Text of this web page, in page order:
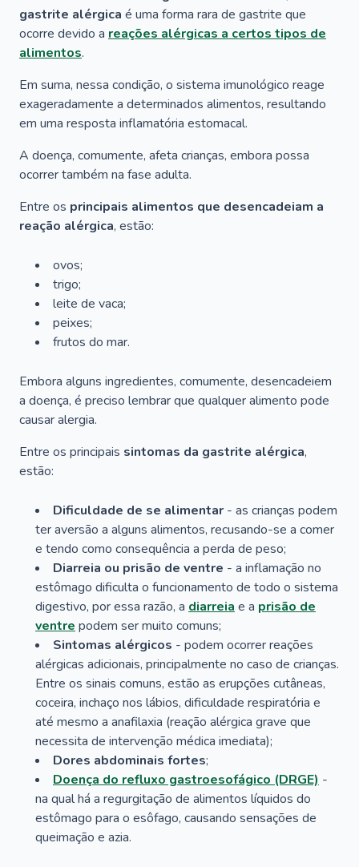
gastrite alérgica é uma forma rara de gastrite que
ocorre devido a reações alérgicas a certos tipos de
alimentos.
Em suma, nessa condição, o sistema imunológico reage
exageradamente a determinados alimentos, resultando
em uma resposta inflamatória estomacal.
A doença, comumente, afeta crianças, embora possa
ocorrer também na fase adulta.
Entre os principais alimentos que desencadeiam a
reação alérgica, estão:
ovos;
trigo;
leite de vaca;
peixes;
frutos do mar.
Embora alguns ingredientes, comumente, desencadeiem
a doença, é preciso lembrar que qualquer alimento pode
causar alergia.
Entre os principais sintomas da gastrite alérgica,
estão:
Dificuldade de se alimentar - as crianças podem
ter aversão a alguns alimentos, recusando-se a comer
e tendo como consequência a perda de peso;
Diarreia ou prisão de ventre - a inflamação no
estômago dificulta o funcionamento de todo o sistema
digestivo, por essa razão, a diarreiae a prisão de
ventrepodem ser muito comuns;
Sintomas alérgicos - podem ocorrer reações
alérgicas adicionais, principalmente no caso de crianças.
Entre os sinais comuns, estão as erupções cutâneas,
coceira, inchaço nos lábios, dificuldade respiratória e
até mesmo a anafilaxia (reação alérgica grave que
necessita de intervenção médica imediata);
Dores abdominais fortes;
Doença do refluxo gastroesofágico (DRGE) -
na qual há a regurgitação de alimentos líquidos do
estômago para o esôfago, causando sensações de
queimação e azia.